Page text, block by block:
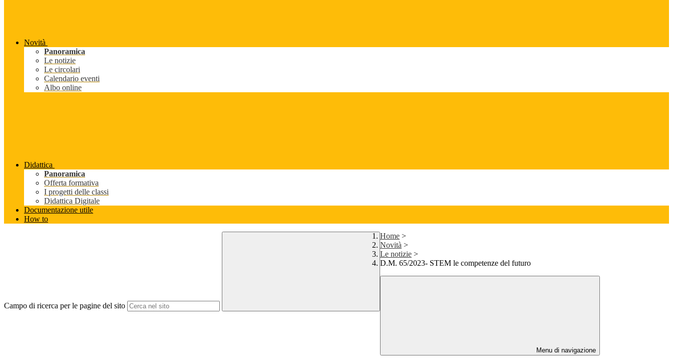
Novità
Panoramica
Le notizie
Le circolari
Calendario eventi
Albo online
Didattica
Panoramica
Offerta formativa
I progetti delle classi
Didattica Digitale
Documentazione utile
How to
Campo di ricerca per le pagine del sito
Home >
Novità >
Le notizie >
D.M. 65/2023- STEM le competenze del futuro
Menu di navigazione